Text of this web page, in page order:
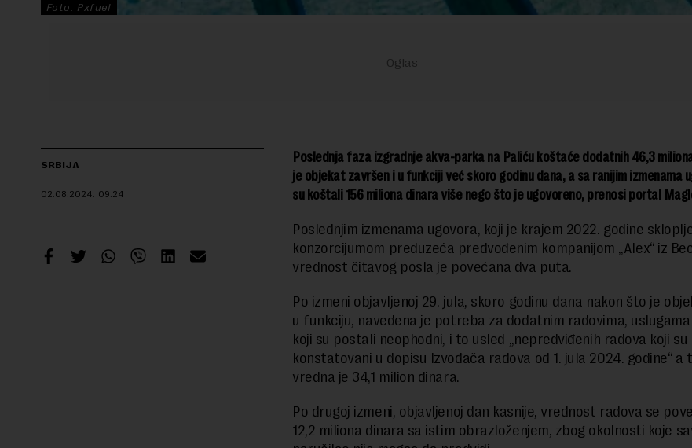
Foto: Pxfuel
SRBIJA
02.08.2024. 09:24
Poslednja faza izgradnje akva-parka na Paliću koštaće dodatnih 46,3
je objekat završen i u funkciji već skoro godinu dana, a sa ranijim izmenama
su koštali 156 miliona dinara više nego što je ugovoreno, prenosi portal
Poslednjim izmenama ugovora, koji je krajem 2022. godine
konzorcijumom preduzeća predvođenim kompanijom „Alex“ iz
vrednost čitavog posla je povećana dva puta.
Po izmeni objavljenoj 29. jula, skoro godinu dana nakon što je
u funkciju, navedena je potreba za dodatnim radovima,
koji su postali neophodni, i to usled „nepredviđenih radova koji su
konstatovani u dopisu Izvođača radova od 1. jula 2024. godine“ a
vredna je 34,1 milion dinara.
Po drugoj izmeni, objavljenoj dan kasnije, vrednost radova se
12,2 miliona dinara sa istim obrazloženjem, zbog okolnosti koje